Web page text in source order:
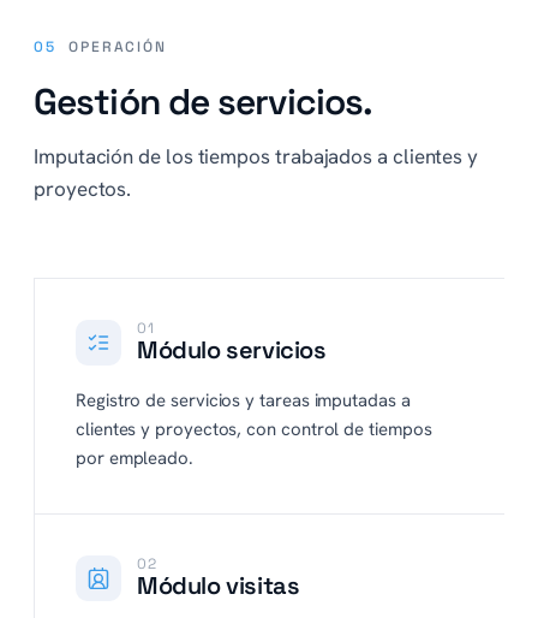
05 OPERACIÓN
Gestión de servicios.
Imputación de los tiempos trabajados a clientes y
proyectos.
01
Módulo servicios
Registro de servicios y tareas imputadas a
clientes y proyectos, con control de tiempos
por empleado.
02
Módulo visitas